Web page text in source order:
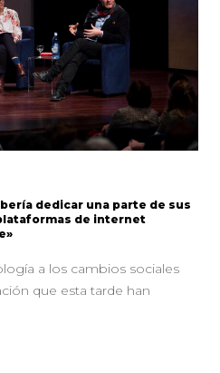
dedicar una parte de sus
de internet
a los cambios sociales
que esta tarde han